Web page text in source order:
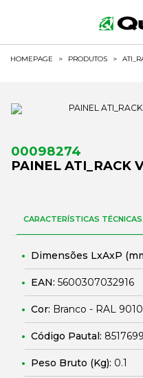
HOMEPAGE > PRODUTOS >
00098274
PAINEL ATI_RACK
CARACTERÍSTICAS TÉCNICAS
Dimensões LxAxP
EAN: 5600307032916
Cor: Branco - RAL 9010
Código Pautal:
Peso Bruto (Kg): 0.1